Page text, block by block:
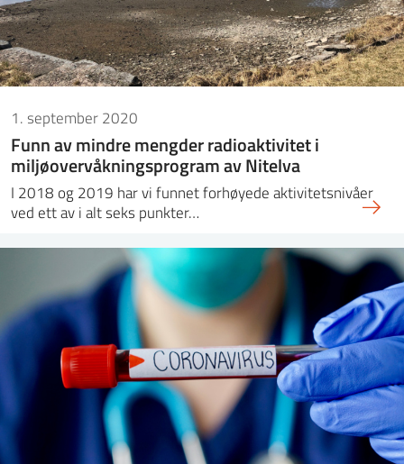
1. september 2020
Funn av mindre mengder radioaktivitet i
miljøovervåkningsprogram av Nitelva
I 2018 og 2019 har vi funnet forhøyede aktivitetsnivåer
ved ett av i alt seks punkter…